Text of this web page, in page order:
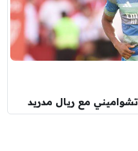
مع ريال مدريد